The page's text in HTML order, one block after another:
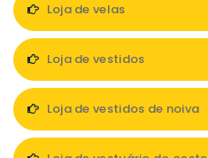
Loja de velas
Loja de vestidos
Loja de vestidos de noiva